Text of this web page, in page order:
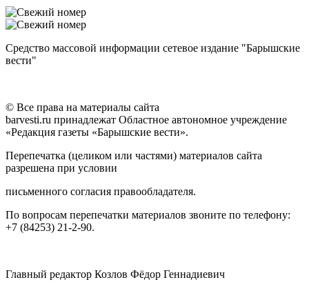
Средство массовой информации сетевое издание "Барышские
вести"
© Все права на материалы сайта
barvesti.ru принадлежат Областное автономное учреждение
«Редакция газеты «Барышские вести».
Перепечатка (целиком или частями) материалов сайта
разрешена при условии
письменного согласия правообладателя.
По вопросам перепечатки материалов звоните по телефону:
+7 (84253) 21-2-90.
Главный редактор Козлов Фёдор Геннадиевич